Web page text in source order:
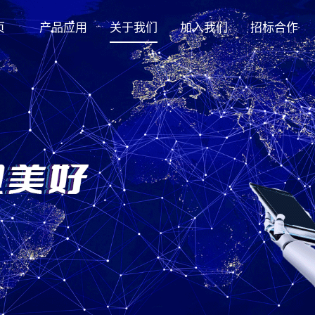
产品应用 关于我们 加入我们 招标合作